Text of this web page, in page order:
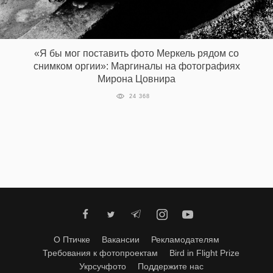
«Я бы мог поставить фото Меркель рядом со
снимком оргии»: Маргиналы на фотографиях
Мирона Цовнира
24 368
О Птичке Вакансии
Рекламодателям
Требования к фотопроектам
Bird in Flight Prize
Укрсучфото
Поддержите нас